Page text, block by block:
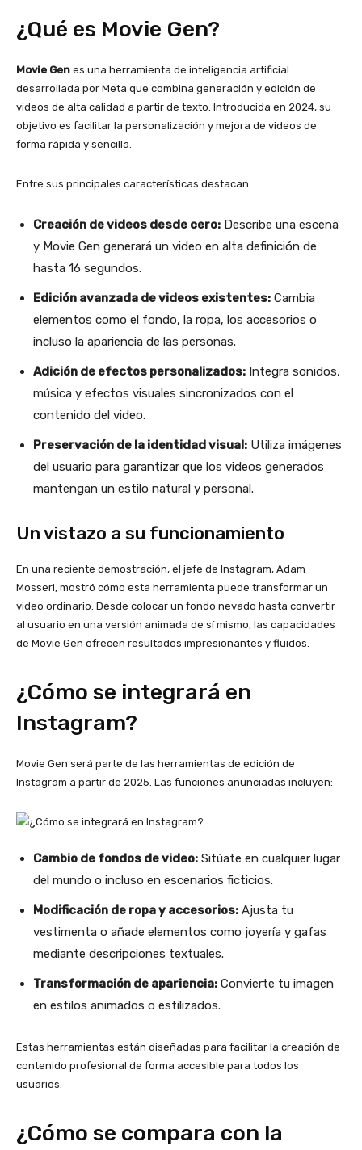
¿Qué es Movie Gen?
Movie Gen es una herramienta de inteligencia artificial
desarrollada por Meta que combina generación y edición de
videos de alta calidad a partir de texto. Introducida en 2024, su
objetivo es facilitar la personalización y mejora de videos de
forma rápida y sencilla.
Entre sus principales características destacan:
Creación de videos desde cero: Describe una escena
y Movie Gen generará un video en alta definición de
hasta 16 segundos.
Edición avanzada de videos existentes: Cambia
elementos como el fondo, la ropa, los accesorios o
incluso la apariencia de las personas.
Adición de efectos personalizados: Integra sonidos,
música y efectos visuales sincronizados con el
contenido del video.
Preservación de la identidad visual: Utiliza imágenes
del usuario para garantizar que los videos generados
mantengan un estilo natural y personal.
Un vistazo a su funcionamiento
En una reciente demostración, el jefe de Instagram, Adam
Mosseri, mostró cómo esta herramienta puede transformar un
video ordinario. Desde colocar un fondo nevado hasta convertir
al usuario en una versión animada de sí mismo, las capacidades
de Movie Gen ofrecen resultados impresionantes y fluidos.
¿Cómo se integrará en
Instagram?
Movie Gen será parte de las herramientas de edición de
Instagram a partir de 2025. Las funciones anunciadas incluyen:
Cambio de fondos de video: Sitúate en cualquier lugar
del mundo o incluso en escenarios ficticios.
Modificación de ropa y accesorios: Ajusta tu
vestimenta o añade elementos como joyería y gafas
mediante descripciones textuales.
Transformación de apariencia: Convierte tu imagen
en estilos animados o estilizados.
Estas herramientas están diseñadas para facilitar la creación de
contenido profesional de forma accesible para todos los
usuarios.
¿Cómo se compara con la